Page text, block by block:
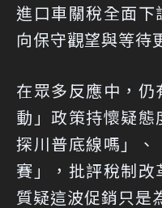
進口車關稅全面
向保守觀望與等待
在眾多反應中，
動」政策持懷疑
探川普底線嗎」
賽」，批評稅制
質疑這波促銷只是